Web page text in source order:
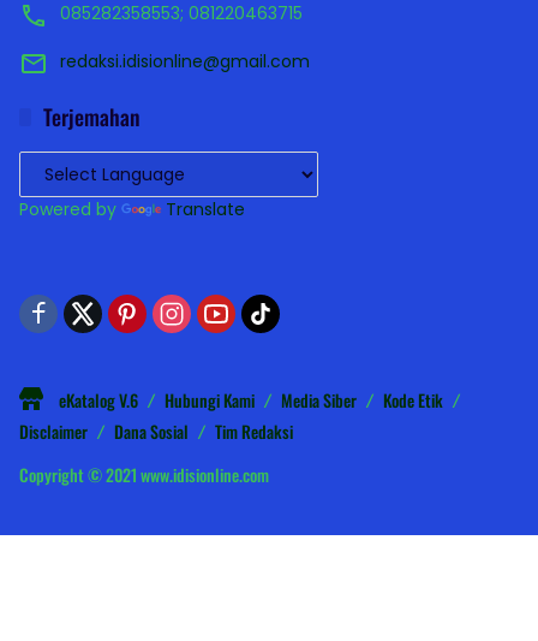
085282358553; 081220463715
redaksi.idisionline@gmail.com
Terjemahan
Powered by Translate
eKatalog V.6 Hubungi Kami Media Siber
Kode Etik
Disclaimer
Dana Sosial
Tim Redaksi
Copyright © 2021 www.idisionline.com